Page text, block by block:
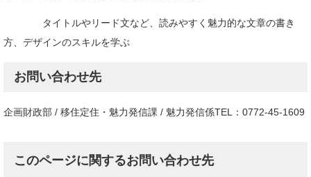
タイトルやリード文など、読みやすく魅力的な文章の書き
方、デザインのスキルを学ぶ
お問い合わせ先
企画財政部 / 移住定住・魅力発信課 / 魅力発信係TEL：0772-45-1609
このページに関するお問い合わせ先